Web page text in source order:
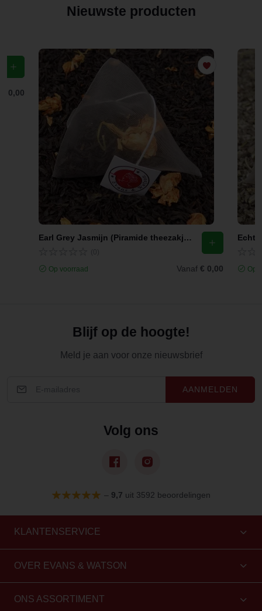
Nieuwste producten
€ 0,00
Earl Grey Jasmijn (Piramide theezakjes)
Op voorraad Vanaf € 0,00 Op
Blijf op de hoogte!
Meld je aan voor onze nieuwsbrief
AANMELDEN
Volg ons
– 9,7 uit 3592 beoordelingen
KLANTENSERVICE
OVER EVANS & WATSON
ONS ASSORTIMENT